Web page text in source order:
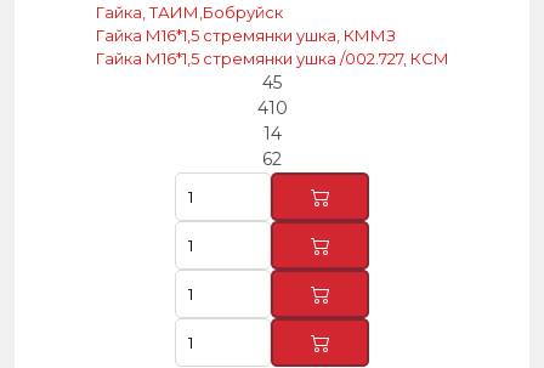
Гайка, ТАИМ,Бобруйск
Гайка М16*1,5 стремянки ушка, КММЗ
Гайка М16*1,5 стремянки ушка /002.727, КСМ
45
410
14
62